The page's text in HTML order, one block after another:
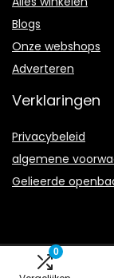
0
Blogs
Onze webshops
Adverteren
Verklaringen
Privacybeleid
algemene
Gelieerde
2021 ©